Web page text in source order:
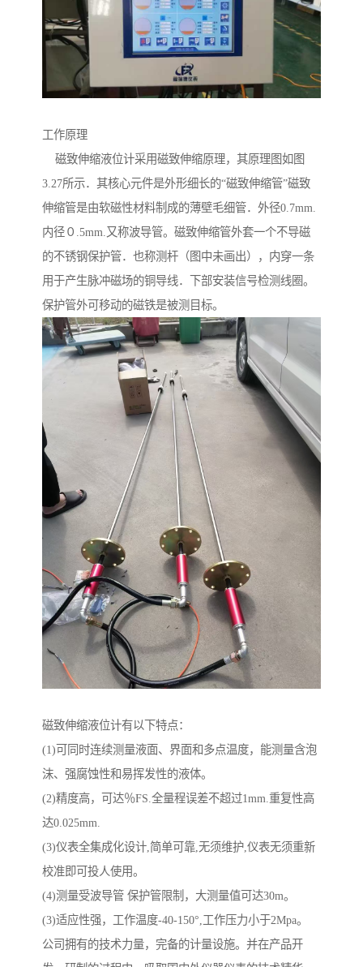
工作原理
磁致伸缩液位计采用磁致伸缩原理，其原理图如图
3.27所示．其核心元件是外形细长的“磁致伸缩管”磁致
伸缩管是由软磁性材料制成的薄壁毛细管．外径0.7mm.
内径０.5mm.又称波导管。磁致伸缩管外套一个不导磁
的不锈钢保护管．也称测杆（图中未画出），内穿一条
用于产生脉冲磁场的铜导线．下部安装信号检测线圈。
保护管外可移动的磁铁是被测目标。
磁致伸缩液位计有以下特点：
(1)可同时连续测量液面、界面和多点温度，能测量含泡
沫、强腐蚀性和易挥发性的液体。
(2)精度高，可达％FS.全量程误差不超过1mm.重复性高
达0.025mm.
(3)仪表全集成化设计,简单可靠,无须维护,仪表无须重新
校准即可投人使用。
(4)测量受波导管 保护管限制，大测量值可达30m。
(3)适应性强，工作温度-40-150°,工作压力小于2Mpa。
公司拥有的技术力量，完备的计量设施。并在产品开